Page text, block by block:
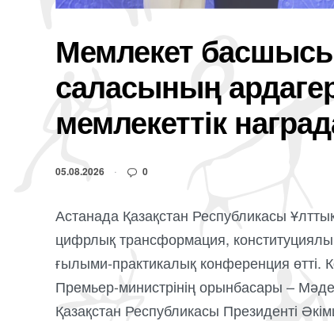
Мемлекет
саласының
мемлекеттік
05.08.2026 0
Астанада Қазақстан Республикасы
цифрлық трансформация,
ғылыми-практикалық конференция
Премьер-министрінің орынбасары –
Қазақстан Республикасы Президенті